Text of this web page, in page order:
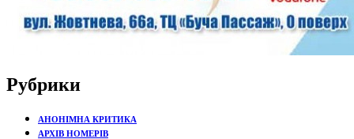
Рубрики
АНОНІМНА КРИТИКА
АРХІВ НОМЕРІВ